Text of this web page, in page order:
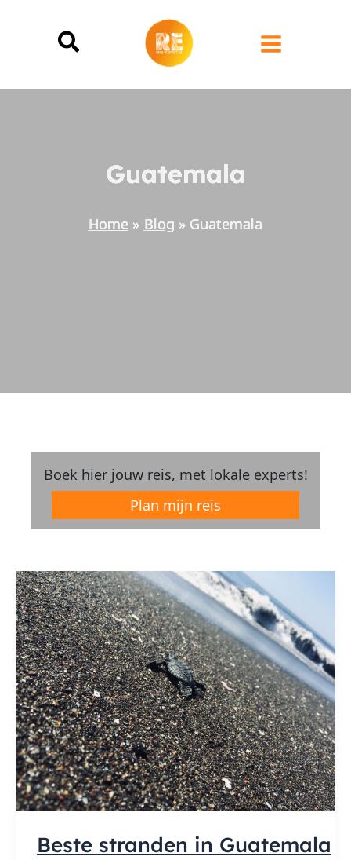
Guatemala
Home Blog Guatemala
Boek hier jouw reis, met lokale experts!
Plan mijn reis
Beste stranden in Guatemala